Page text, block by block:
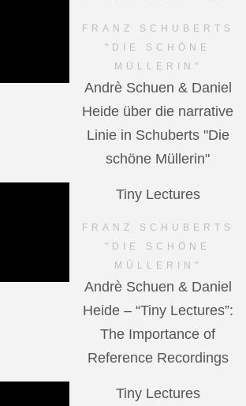
FRANZ SCHUBERTS
"DIE SCHÖNE
MÜLLERIN"
Andrè Schuen & Daniel
Heide über die narrative
Linie in Schuberts "Die
schöne Müllerin"
Tiny Lectures
FRANZ SCHUBERTS
"DIE SCHÖNE
MÜLLERIN"
Andrè Schuen & Daniel
Heide – “Tiny Lectures”:
The Importance of
Reference Recordings
Tiny Lectures